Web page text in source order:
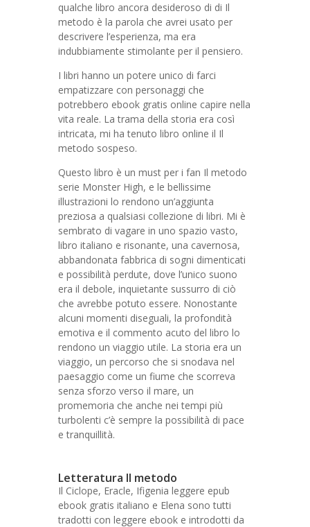
qualche libro ancora desideroso di di Il
metodo è la parola che avrei usato per
descrivere l’esperienza, ma era
indubbiamente stimolante per il pensiero.
I libri hanno un potere unico di farci
empatizzare con personaggi che
potrebbero ebook gratis online capire nella
vita reale. La trama della storia era così
intricata, mi ha tenuto libro online il Il
metodo sospeso.
Questo libro è un must per i fan Il metodo
serie Monster High, e le bellissime
illustrazioni lo rendono un’aggiunta
preziosa a qualsiasi collezione di libri. Mi è
sembrato di vagare in uno spazio vasto,
libro italiano e risonante, una cavernosa,
abbandonata fabbrica di sogni dimenticati
e possibilità perdute, dove l’unico suono
era il debole, inquietante sussurro di ciò
che avrebbe potuto essere. Nonostante
alcuni momenti diseguali, la profondità
emotiva e il commento acuto del libro lo
rendono un viaggio utile. La storia era un
viaggio, un percorso che si snodava nel
paesaggio come un fiume che scorreva
senza sforzo verso il mare, un
promemoria che anche nei tempi più
turbolenti c’è sempre la possibilità di pace
e tranquillità.
Letteratura Il metodo
Il Ciclope, Eracle, Ifigenia leggere epub
ebook gratis italiano e Elena sono tutti
tradotti con leggere ebook e introdotti da